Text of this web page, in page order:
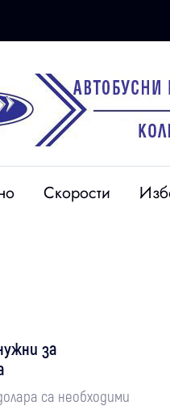
Скорости
за
са необходими